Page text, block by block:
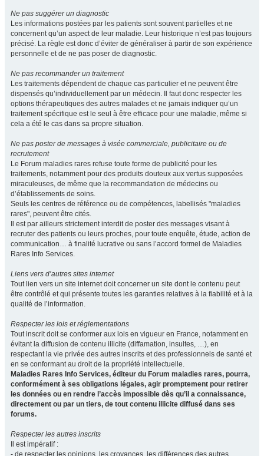
Ne pas suggérer un diagnostic
Les informations postées par les patients sont souvent partielles et ne
concernent qu’un aspect de leur maladie. Leur historique n’est pas toujours
précisé. La règle est donc d’éviter de généraliser à partir de son expérience
personnelle et de ne pas poser de diagnostic.
Ne pas recommander un traitement
Les traitements dépendent de chaque cas particulier et ne peuvent être
dispensés qu’individuellement par un médecin. Il faut donc respecter les
options thérapeutiques des autres malades et ne jamais indiquer qu’un
traitement spécifique est le seul à être efficace pour une maladie, même si
cela a été le cas dans sa propre situation.
Ne pas poster de messages à visée commerciale, publicitaire ou de
recrutement
Le Forum maladies rares refuse toute forme de publicité pour les
traitements, notamment pour des produits douteux aux vertus supposées
miraculeuses, de même que la recommandation de médecins ou
d’établissements de soins.
Seuls les centres de référence ou de compétences, labellisés "maladies
rares", peuvent être cités.
Il est par ailleurs strictement interdit de poster des messages visant à
recruter des patients ou leurs proches, pour toute enquête, étude, action de
communication… à finalité lucrative ou sans l’accord formel de Maladies
Rares Info Services.
Liens vers d’autres sites internet
Tout lien vers un site internet doit concerner un site dont le contenu peut
être contrôlé et qui présente toutes les garanties relatives à la fiabilité et à la
qualité de l’information.
Respecter les lois et réglementations
Tout inscrit doit se conformer aux lois en vigueur en France, notamment en
évitant la diffusion de contenu illicite (diffamation, insultes, …), en
respectant la vie privée des autres inscrits et des professionnels de santé et
en se conformant au droit de la propriété intellectuelle.
Maladies Rares Info Services, éditeur du Forum maladies rares, pourra,
conformément à ses obligations légales, agir promptement pour retirer
les données ou en rendre l’accès impossible dès qu’il a connaissance,
directement ou par un tiers, de tout contenu illicite diffusé dans ses
forums.
Respecter les autres inscrits
Il est impératif :
- de respecter les opinions, les croyances, les différences des autres